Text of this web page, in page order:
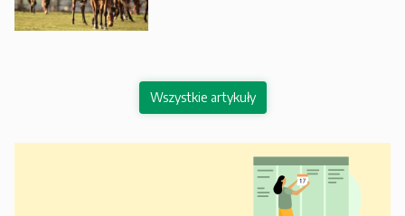
Wszystkie artykuły